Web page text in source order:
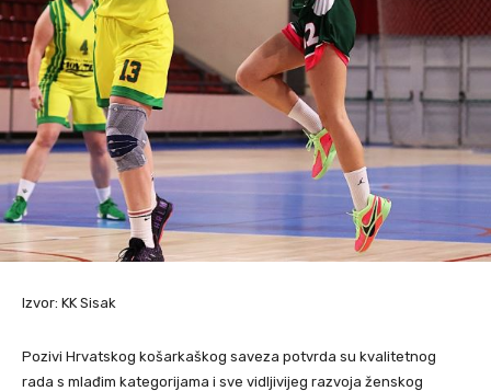
Izvor: KK Sisak
Pozivi Hrvatskog košarkaškog saveza potvrda su kvalitetnog
rada s mlađim kategorijama i sve vidljivijeg razvoja ženskog